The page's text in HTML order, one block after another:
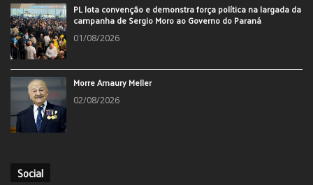
PL lota convenção e demonstra força política na largada da
campanha de Sergio Moro ao Governo do Paraná
01/08/2026
Morre Amaury Meller
02/08/2026
Social